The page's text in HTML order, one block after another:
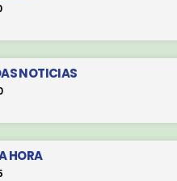
NOTICIAS
HORA